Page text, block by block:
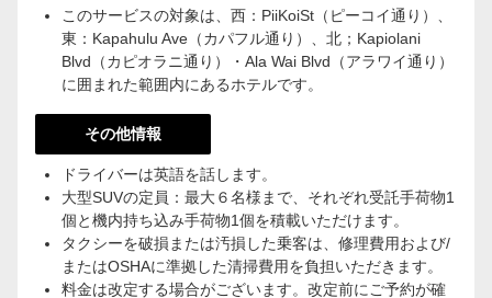
このサービスの対象は、西：PiiKoiSt（ピーコイ通り）、
東：Kapahulu Ave（カパフル通り）、北；Kapiolani
Blvd（カピオラニ通り）・Ala Wai Blvd（アラワイ通り）
に囲まれた範囲内にあるホテルです。
その他情報
ドライバーは英語を話します。
大型SUVの定員：最大６名様まで、それぞれ受託手荷物1
個と機内持ち込み手荷物1個を積載いただけます。
タクシーを破損または汚損した乗客は、修理費用および/
またはOSHAに準拠した清掃費用を負担いただきます。
料金は改定する場合がございます。改定前にご予約が確